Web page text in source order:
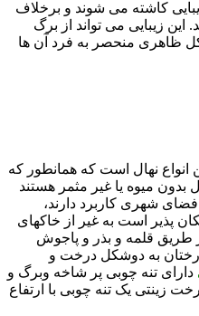
کاشته می شوند و برخلاف
این زیبایی می تواند از برگ
ظاهری منحصر به فرد آن ها
انواع نهال است که همانطور که
بدون میوه یا غیر مثمر هستند
فضای شهری کاربرد دارند،
پذیر است به غیر از خاکهای
طریق قلمه و بذر و پاجوش
درختان به دوشکل درخت و
دارای تنه چوبی پر شاخه وبرگ و
زینتی یک تنه چوبی با ارتفاع